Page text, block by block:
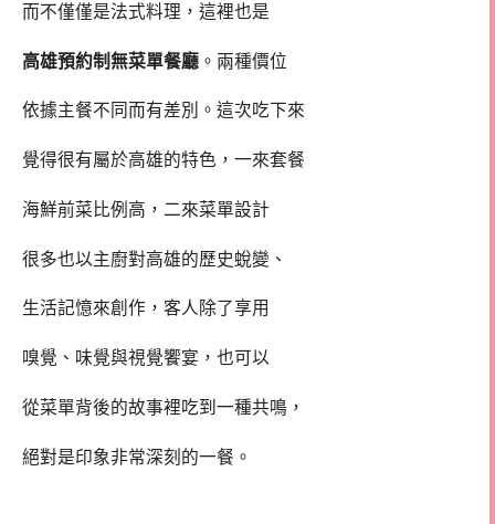
而不僅僅是法式料理，這裡也是
高雄預約制無菜單餐廳 。兩種價位
依據主餐不同而有差別。這次吃下來
覺得很有屬於高雄的特色，一來套餐
海鮮前菜比例高，二來菜單設計
很多也以主廚對高雄的歷史蛻變、
生活記憶來創作，客人除了享用
嗅覺、味覺與視覺饗宴，也可以
從菜單背後的故事裡吃到一種共鳴，
絕對是印象非常深刻的一餐。